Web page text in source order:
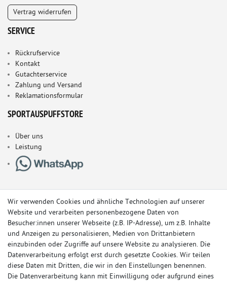
Vertrag widerrufen
SERVICE
Rückrufservice
Kontakt
Gutachterservice
Zahlung und Versand
Reklamationsformular
SPORTAUSPUFFSTORE
Über uns
Leistung
Wir verwenden Cookies und ähnliche Technologien auf unserer
Website und verarbeiten personenbezogene Daten von
Besucher:innen unserer Webseite (z.B. IP-Adresse), um z.B. Inhalte
und Anzeigen zu personalisieren, Medien von Drittanbietern
einzubinden oder Zugriffe auf unsere Website zu analysieren. Die
Datenverarbeitung erfolgt erst durch gesetzte Cookies. Wir teilen
diese Daten mit Dritten, die wir in den Einstellungen benennen.
Die Datenverarbeitung kann mit Einwilligung oder aufgrund eines